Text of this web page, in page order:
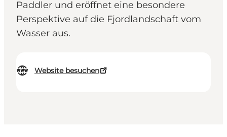
Paddler und eröffnet eine besondere
Perspektive auf die Fjordlandschaft vom
Wasser aus.
Website besuchen